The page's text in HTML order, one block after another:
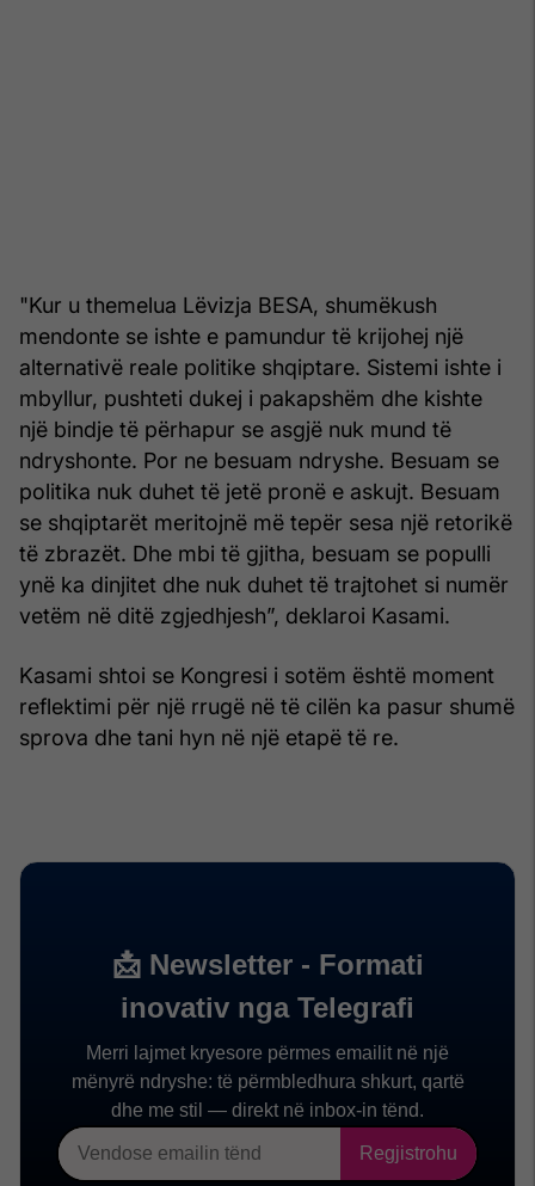
"Kur u themelua Lëvizja BESA, shumëkush
mendonte se ishte e pamundur të krijohej një
alternativë reale politike shqiptare. Sistemi ishte i
mbyllur, pushteti dukej i pakapshëm dhe kishte
një bindje të përhapur se asgjë nuk mund të
ndryshonte. Por ne besuam ndryshe. Besuam se
politika nuk duhet të jetë pronë e askujt. Besuam
se shqiptarët meritojnë më tepër sesa një retorikë
të zbrazët. Dhe mbi të gjitha, besuam se populli
ynë ka dinjitet dhe nuk duhet të trajtohet si numër
vetëm në ditë zgjedhjesh”, deklaroi Kasami.
Kasami shtoi se Kongresi i sotëm është moment
reflektimi për një rrugë në të cilën ka pasur shumë
sprova dhe tani hyn në një etapë të re.